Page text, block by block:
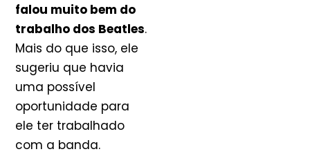
falou muito bem do
trabalho dos Beatles.
Mais do que isso, ele
sugeriu que havia
uma possível
oportunidade para
ele ter trabalhado
com a banda.